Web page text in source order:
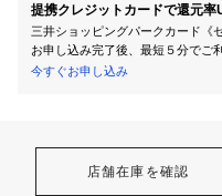
提携クレジットカードで還元率
三井ショッピングパークカード《
お申し込み完了後、最短５分でご
今すぐお申し込み
店舗在庫を確認